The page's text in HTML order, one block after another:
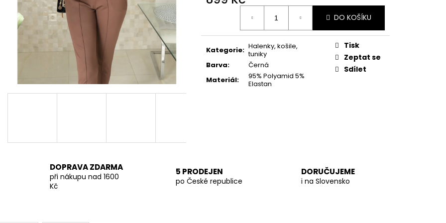
DO KOŠÍKU
Kategorie: Halenky, košile,
tuniky
Barva:
Černá
Materiál:
95% Polyamid 5%
Elastan
Tisk
Zeptat se
Sdílet
DOPRAVA ZDARMA
při nákupu nad 1600
Kč
5 PRODEJEN
po České republice
DORUČUJEME
i na Slovensko
BÉŽOVÁ PROUTĚNÁ KABELKA
Kč
SVĚTLE BÉŽOVÁ PROUTĚNÁ KABELKA
699 Kč